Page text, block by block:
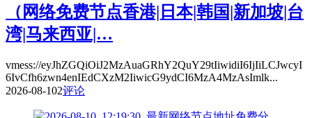
（网络免费节点香港|日本|韩国|新加坡|台
湾|马来西亚|…
vmess://eyJhZGQiOiJ2MzAuaGRhY2QuY29tIiwidiI6IjIiLCJwcyI
6IvCfh6zwn4enIEdCXzM2IiwicG9ydCI6MzA4MzAsImlk...
2026-08-102评论